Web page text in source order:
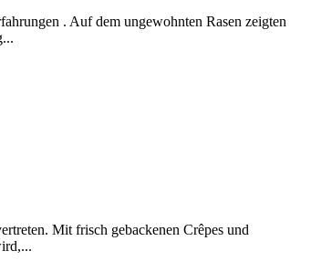
. Auf dem ungewohnten Rasen zeigten
Mit frisch gebackenen Crêpes und